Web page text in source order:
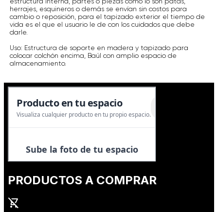
herrajes, esquineros o demás se envían sin costos para
cambio o reposición, para el tapizado exterior el tiempo de
vida es el que el usuario le de con los cuidados que debe
darle.
Uso: Estructura de soporte en madera y tapizado para
colocar colchón encima, Baúl con amplio espacio de
almacenamiento.